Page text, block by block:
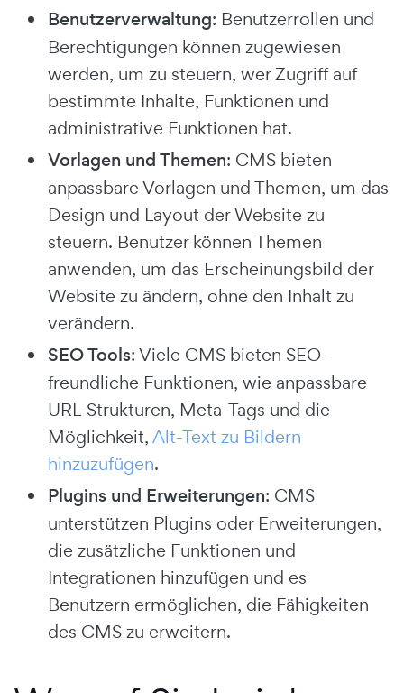
Benutzerverwaltung: Benutzerrollen und
Berechtigungen können zugewiesen
werden, um zu steuern, wer Zugriff auf
bestimmte Inhalte, Funktionen und
administrative Funktionen hat.
Vorlagen und Themen: CMS bieten
anpassbare Vorlagen und Themen, um das
Design und Layout der Website zu
steuern. Benutzer können Themen
anwenden, um das Erscheinungsbild der
Website zu ändern, ohne den Inhalt zu
verändern.
SEO Tools: Viele CMS bieten SEO-
freundliche Funktionen, wie anpassbare
URL-Strukturen, Meta-Tags und die
Möglichkeit,Alt-Text zu Bildern
hinzuzufügen.
Plugins und Erweiterungen: CMS
unterstützen Plugins oder Erweiterungen,
die zusätzliche Funktionen und
Integrationen hinzufügen und es
Benutzern ermöglichen, die Fähigkeiten
des CMS zu erweitern.